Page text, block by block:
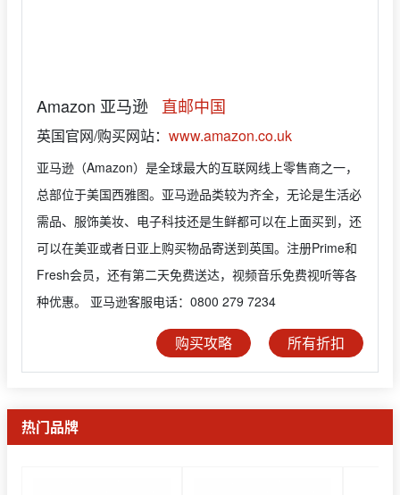
Amazon 亚马逊 直邮中国
英国官网/购买网站： www.amazon.co.uk
亚马逊（Amazon）是全球最大的互联网线上零售商之一，
总部位于美国西雅图。亚马逊品类较为齐全，无论是生活必
需品、服饰美妆、电子科技还是生鲜都可以在上面买到，还
可以在美亚或者日亚上购买物品寄送到英国。注册Prime和
Fresh会员，还有第二天免费送达，视频音乐免费视听等各
种优惠。 亚马逊客服电话：0800 279 7234
购买攻略 所有折扣
热门品牌